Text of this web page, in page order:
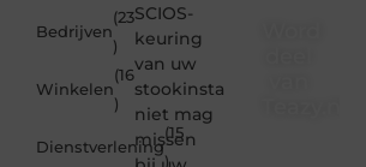
Bedrijven
(23
)
Winkelen
(16
)
Dienstverlening
(15
)
SCIOS-
keuring
van uw
stookinstallatie
niet mag
missen